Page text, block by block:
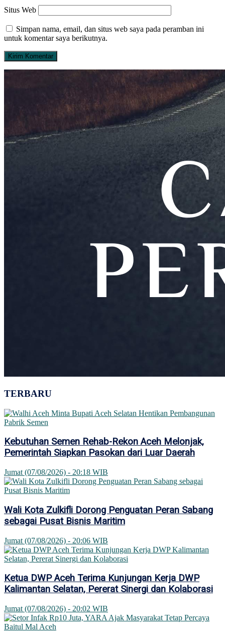
Situs Web
Simpan nama, email, dan situs web saya pada peramban ini
untuk komentar saya berikutnya.
TERBARU
Kebutuhan Semen Rehab-Rekon Aceh Melonjak,
Pemerintah Siapkan Pasokan dari Luar Daerah
Jumat (07/08/2026) - 20:18 WIB
Wali Kota Zulkifli Dorong Penguatan Peran Sabang
sebagai Pusat Bisnis Maritim
Jumat (07/08/2026) - 20:06 WIB
Ketua DWP Aceh Terima Kunjungan Kerja DWP
Kalimantan Selatan, Pererat Sinergi dan Kolaborasi
Jumat (07/08/2026) - 20:02 WIB